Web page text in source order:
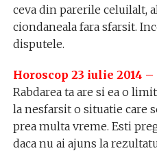
ceva din parerile celuilalt,
ciondaneala fara sfarsit.
disputele.
Horoscop 23 iulie 2014 –
Rabdarea ta are si ea o
la nesfarsit o situatie care
prea multa vreme. Esti
daca nu ai ajuns la